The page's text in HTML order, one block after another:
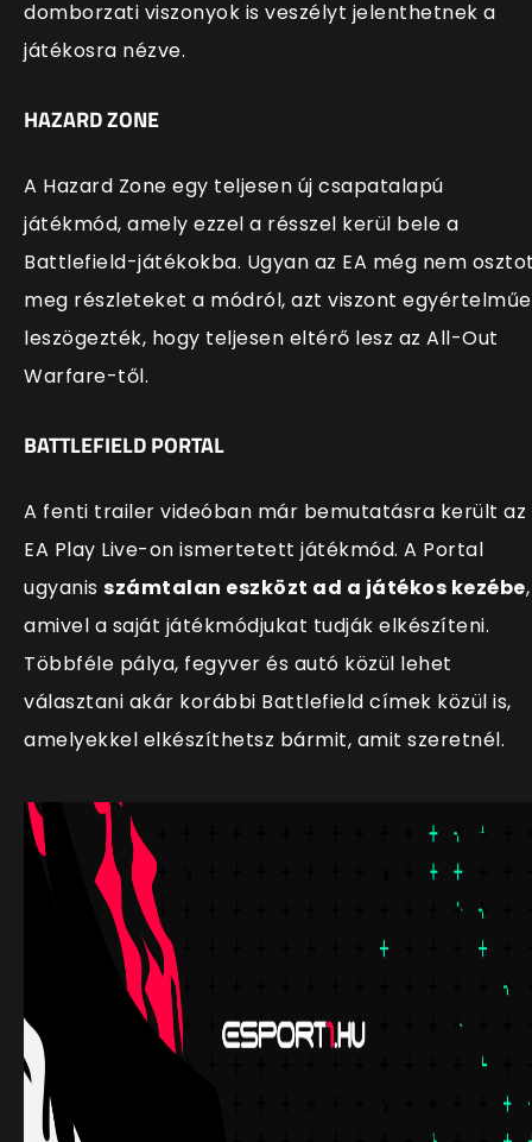
domborzati viszonyok is veszélyt jelenthetnek a
játékosra nézve.
HAZARD ZONE
A Hazard Zone egy teljesen új csapatalapú
játékmód, amely ezzel a résszel kerül bele a
Battlefield-játékokba. Ugyan az EA még nem
meg részleteket a módról, azt viszont
leszögezték, hogy teljesen eltérő lesz az All-Out
Warfare-től.
BATTLEFIELD PORTAL
A fenti trailer videóban már bemutatásra került az
EA Play Live-on ismertetett játékmód. A Portal
ugyanis számtalan eszközt ad a játékos kezébe,
amivel a saját játékmódjukat tudják elkészíteni.
Többféle pálya, fegyver és autó közül lehet
választani akár korábbi Battlefield címek közül is,
amelyekkel elkészíthetsz bármit, amit szeretnél.